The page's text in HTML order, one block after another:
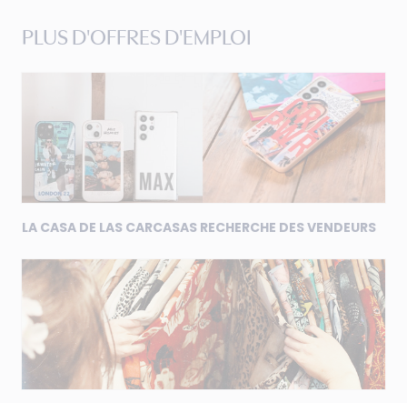
PLUS D'OFFRES D'EMPLOI
LA CASA DE LAS CARCASAS RECHERCHE DES VENDEURS